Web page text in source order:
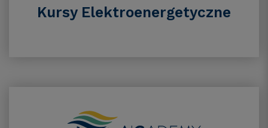
Kursy Elektroenergetyczne